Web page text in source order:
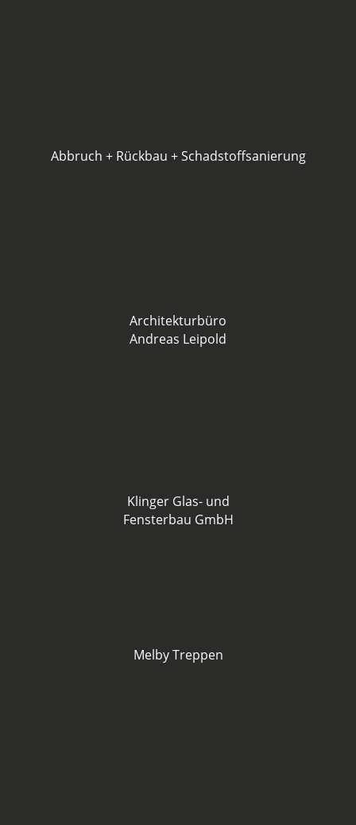
Abbruch + Rückbau + Schadstoffsanierung
Architekturbüro
Andreas Leipold
Klinger Glas- und
Fensterbau GmbH
Melby Treppen